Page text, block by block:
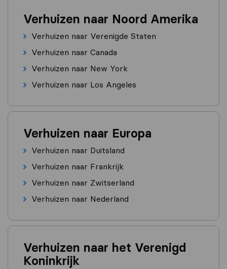
Verhuizen naar Noord Amerika
Verhuizen naar Verenigde Staten
Verhuizen naar Canada
Verhuizen naar New York
Verhuizen naar Los Angeles
Verhuizen naar Europa
Verhuizen naar Duitsland
Verhuizen naar Frankrijk
Verhuizen naar Zwitserland
Verhuizen naar Nederland
Verhuizen naar het Verenigd
Koninkrijk